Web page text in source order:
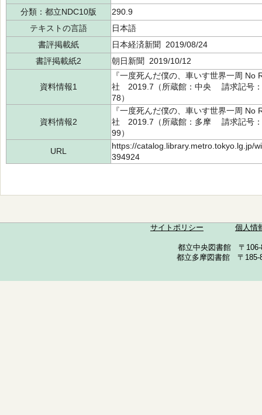
分類：都立NDC10版
290.9
テキストの言語
日本語
書評掲載紙
日本経済新聞 2019/08/24
書評掲載紙2
朝日新聞 2019/10/12
資料情報1
『一度死んだ僕の、車いす世界一周
社 2019.7（所蔵館：中央 請求記号
78）
資料情報2
『一度死んだ僕の、車いす世界一周
社 2019.7（所蔵館：多摩 請求記号
99）
URL
https://catalog.library.metro.tokyo.lg.jp/
394924
サイトポリシー 個人情
都立中央図書館 〒
都立多摩図書館 〒185-